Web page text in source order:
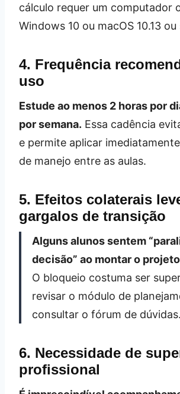
cálculo requer um computador
Windows 10 ou macOS 10.13
4. Frequência
uso
Estude ao menos 2 horas por
por semana. Essa cadência
e permite aplicar
de manejo entre as aulas.
5. Efeitos colaterais
gargalos de transição
Alguns alunos sentem
decisão” ao montar o
O bloqueio costuma ser
revisar o módulo de
consultar o fórum de dúvidas.
6. Necessidade de
profissional